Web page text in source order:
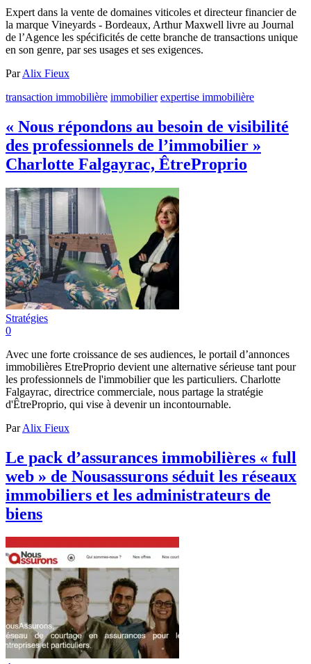
Expert dans la vente de domaines viticoles et directeur financier de
la marque Vineyards - Bordeaux, Arthur Maxwell livre au Journal
de l’Agence les spécificités de cette branche de transactions unique
en son genre, par ses usages et ses exigences.
ParAlix Fieux
transaction immobilière immobilier expertise immobilière
« Nous répondons au besoin de visibilité
des professionnels de l’immobilier »
Charlotte Falgayrac, ÊtreProprio
Stratégies
0
Avec une forte croissance de ses audiences, le portail d’annonces
immobilières EtreProprio devient une alternative sérieuse tant pour
les professionnels de l'immobilier que les particuliers. Charlotte
Falgayrac, directrice commerciale, nous partage la stratégie
d'ÊtreProprio, qui vise à devenir un incontournable.
ParAlix Fieux
Le pack d’assurances immobilières « full
web » de Nousassurons séduit les réseaux
immobiliers et les administrateurs de
biens